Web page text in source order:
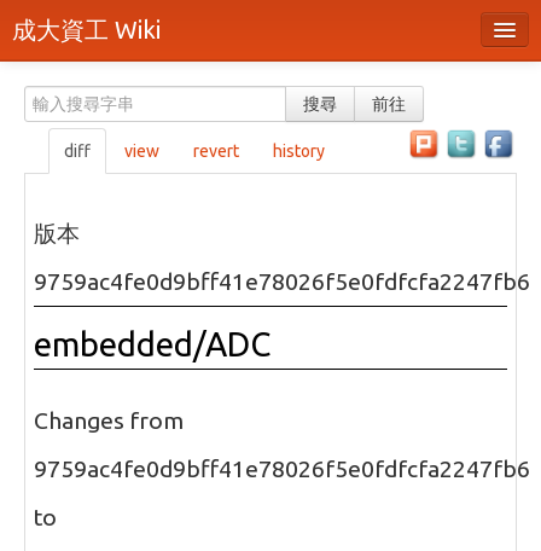
成大資工 Wiki
分類
隨機頁面
最近活動
上傳檔案
頁面原始檔
可列印版本
刪除本頁
登入 / 註冊帳號
搜尋 前往
diff view revert history
版本
9759ac4fe0d9bff41e78026f5e0fdfcfa2247fb6
embedded/ADC
Changes from
9759ac4fe0d9bff41e78026f5e0fdfcfa2247fb6
to